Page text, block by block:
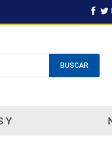
BUSCAR
Y